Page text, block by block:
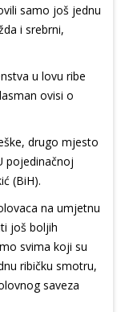
samo još jednu
i srebrni,
u lovu ribe
ovisi o
drugo mjesto
pojedinačnoj
(BiH).
na umjetnu
još boljih
svima koji su
ribičku smotru,
saveza